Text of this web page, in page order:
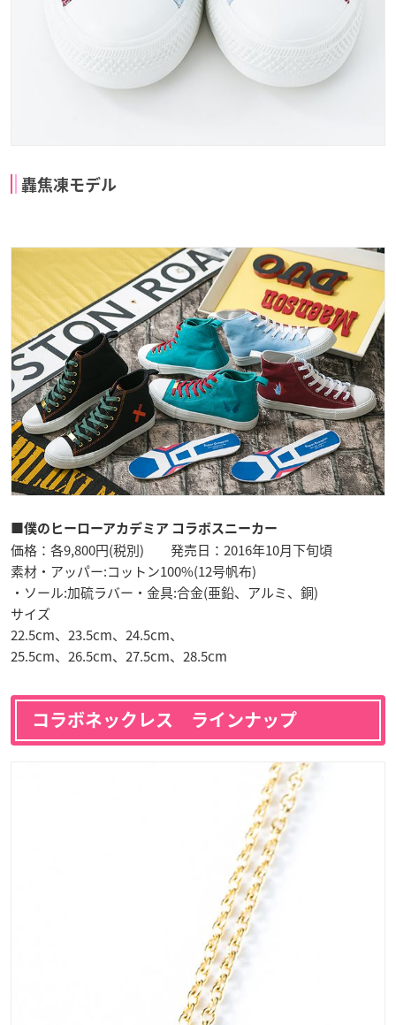
轟焦凍モデル
■僕のヒーローアカデミア コラボスニーカー
価格：各9,800円(税別) 発売日：2016年10月下旬頃
素材・アッパー:コットン100%(12号帆布)
・ソール:加硫ラバー・金具:合金(亜鉛、アルミ、銅)
サイズ
22.5cm、23.5cm、24.5cm、
25.5cm、26.5cm、27.5cm、28.5cm
コラボネックレス ラインナップ